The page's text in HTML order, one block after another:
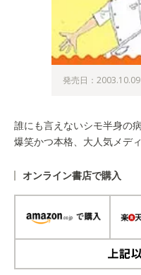
発売日：2003.10.09
誰にも言えないシモ半身の
爆笑かつ本格、大人気メデ
オンライン書店で購入